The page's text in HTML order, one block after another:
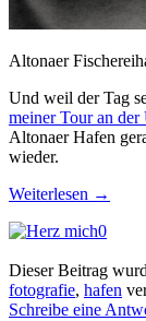
Altonaer
Und weil der Tag
meiner Tour an der
Altonaer Hafen
wieder.
Weiterlesen →
0
Dieser Beitrag
fotografie, hafen
Schreibe eine